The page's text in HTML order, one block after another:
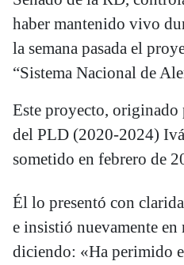
haber mantenido vivo
la semana pasada el
“Sistema Nacional de
Este proyecto, originado
del PLD (2020-2024)
sometido en febrero de
Él lo presentó con
e insistió nuevamente
diciendo: «Ha perimido